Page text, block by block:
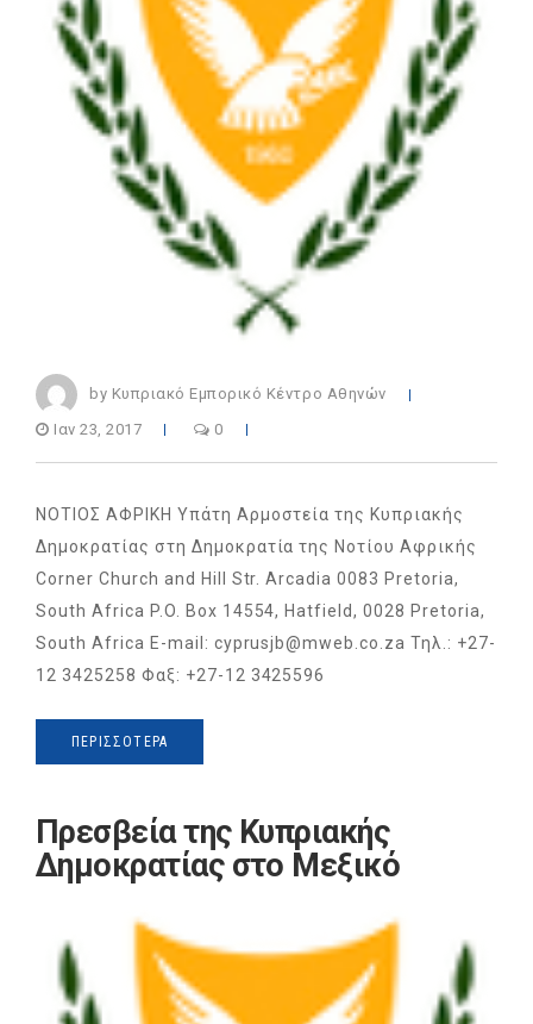
by Κυπριακό Εμπορικό Κέντρο Αθηνών
Ιαν 23, 2017 0
ΝΟΤΙΟΣ ΑΦΡΙΚΗ Υπάτη Αρμοστεία της Κυπριακής
Δημοκρατίας στη Δημοκρατία της Νοτίου Αφρικής
Corner Church and Hill Str. Arcadia 0083 Pretoria,
South Africa P.O. Box 14554, Hatfield, 0028 Pretoria,
South Africa E-mail: cyprusjb@mweb.co.za Τηλ.: +27-
12 3425258 Φαξ: +27-12 3425596
ΠΕΡΙΣΣΌΤΕΡΑ
Πρεσβεία της Κυπριακής
Δημοκρατίας στο Μεξικό